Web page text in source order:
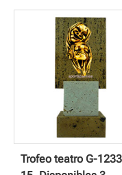
Trofeo teatro G-